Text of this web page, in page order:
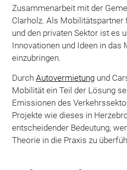
Zusammenarbeit mit der
Clarholz. Als
und den privaten Sektor ist es
Innovationen und Ideen in
einzubringen.
Durch Autovermietungund
Mobilität ein Teil der Lösung
Emissionen des
Projekte wie dieses in
entscheidender Bedeutung,
Theorie in die Praxis zu